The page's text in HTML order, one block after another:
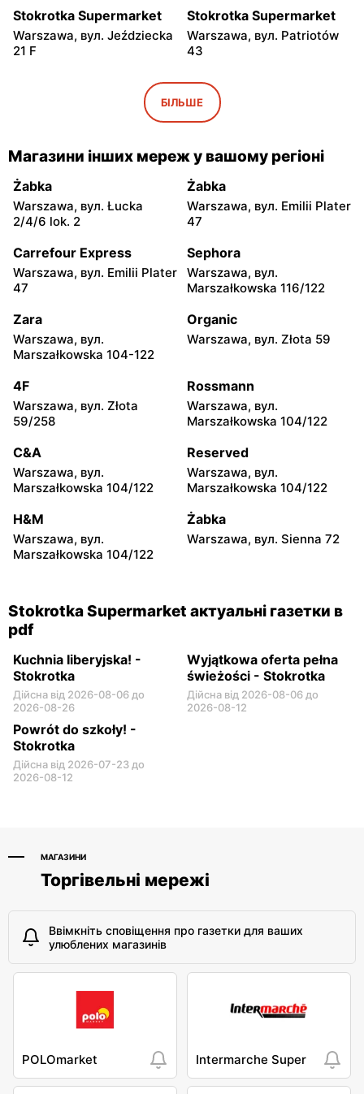
Stokrotka Supermarket
Warszawa, вул. Jeździecka
21 F
Stokrotka Supermarket
Warszawa, вул. Patriotów
43
Stokrotka Supermarket
Piaseczno, вул. Wojska
Stokrotka Supermarket
Józefów, вул. Polna 1B
Stokrotka Supermarket
Otwock, вул. Tysiąclecia 77
Stokrotka Supermarket
Otwock, вул. Kupiecka 2
Stokrotka Supermarket
Otwock, вул. Stefana
Stokrotka Supermarket
Karczew, вул. Gen. Andersa
Stokrotka Supermarket
Nowe Lipiny, вул. Szosa
Stokrotka Supermarket
Nowy Dwór Mazowiecki,
Stokrotka Supermarket
Grodzisk Mazowiecki, вул.
46/50
Stokrotka Supermarket
Stokrotka Supermarket
Piwonińska 46
Stokrotka Supermarket
Nocznickiego 4
Stokrotka Supermarket
Sowińskiego 64
Stokrotka Supermarket
Stokrotka Supermarket Stokrotka Supermarket
БІЛЬШЕ
Магазини інших мереж у вашому регіоні
Żabka
Warszawa, вул. Łucka
2/4/6 lok. 2
Żabka
Warszawa, вул. Emilii Plater
47
Carrefour Express
Warszawa, вул. Emilii Plater
47
Sephora
Warszawa, вул.
Marszałkowska 116/122
Zara
Warszawa, вул.
Marszałkowska 104-122
Organic
Warszawa, вул. Złota 59
4F
Warszawa, вул. Złota
59/258
Rossmann
Warszawa, вул.
Marszałkowska 104/122
C&A
Warszawa, вул.
Marszałkowska 104/122
Reserved
Warszawa, вул.
Marszałkowska 104/122
H&M
Warszawa, вул.
Marszałkowska 104/122
Żabka
Warszawa, вул. Sienna 72
Stokrotka Supermarket актуальні газетки в
pdf
Kuchnia Iiberyjska! -
Stokrotka
Дійсна від 2026-08-06 до
2026-08-26
Wyjątkowa oferta pełna
świeżości - Stokrotka
Дійсна від 2026-08-06 до
2026-08-12
Powrót do szkoły! -
Stokrotka
Дійсна від 2026-07-23 до
2026-08-12
МАГАЗИНИ
Торгівельні мережі
Ввімкніть сповіщення про газетки для ваших
улюблених магазинів
POLOmarket Intermarche Super